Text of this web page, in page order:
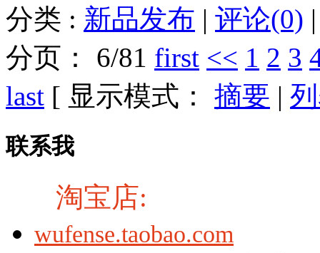
分类 : 新品发布 | 评论(0)
分页： 6/81 first << 1 2 3
last [ 显示模式： 摘要 |
联系我
淘宝店:
wufense.taobao.com